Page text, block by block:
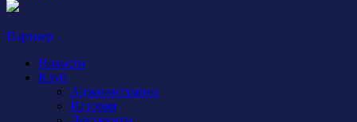
Партнер
Новости
Клуб
Администрация
История